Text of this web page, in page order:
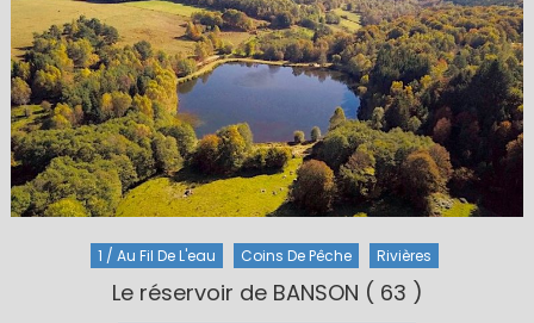
1 / Au Fil De L'eau Coins De Pêche Rivières
Le réservoir de BANSON ( 63 )